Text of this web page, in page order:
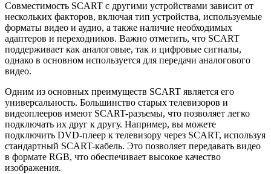
Совместимость SCART с другими устройствами зависит от
нескольких факторов, включая тип устройства, используемые
форматы видео и аудио, а также наличие необходимых
адаптеров и переходников. Важно отметить, что SCART
поддерживает как аналоговые, так и цифровые сигналы,
однако в основном используется для передачи аналогового
видео.
Одним из основных преимуществ SCART является его
универсальность. Большинство старых телевизоров и
видеоплееров имеют SCART-разъемы, что позволяет легко
подключать их друг к другу. Например, вы можете
подключить DVD-плеер к телевизору через SCART, используя
стандартный SCART-кабель. Это позволяет передавать видео
в формате RGB, что обеспечивает высокое качество
изображения.